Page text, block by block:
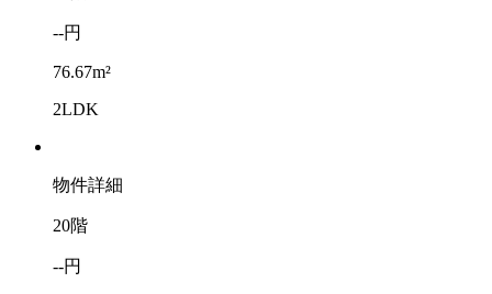
--円
76.67m²
2LDK
物件詳細
20階
--円